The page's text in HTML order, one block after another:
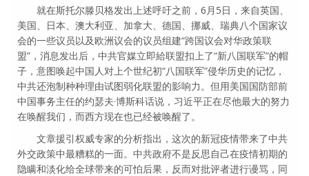
就在斯托尔滕贝格发出上述呼吁之前，6月5日，来自英国、
美国、日本、澳大利亚、加拿大、德国、挪威、瑞典八个国家议
会的一些议员以及欧洲议会的议员组建“跨国议会对华政策联
盟”，消息发出后，中共官媒立即給联盟扣上了“新八国联军”的帽
子，意图唤起中国人对上个世纪初“八国联军”侵华历史的记忆，
中共还泡制种种理由试图弱化联盟的影响力。但用美国国防部前
中国事务主任的约瑟夫·博斯科话说，习近平正在尽他最大的努力
在唤醒我们，而西方现在也已经被唤醒了。
文章援引权威专家的分析指出，这次的新冠疫情带来了中共
外交政策中最糟糕的一面。中共政府不是反思自己在疫情初期的
隐瞒和淡化给全球带来的可怕后果，反而对批评者进行谩骂，同